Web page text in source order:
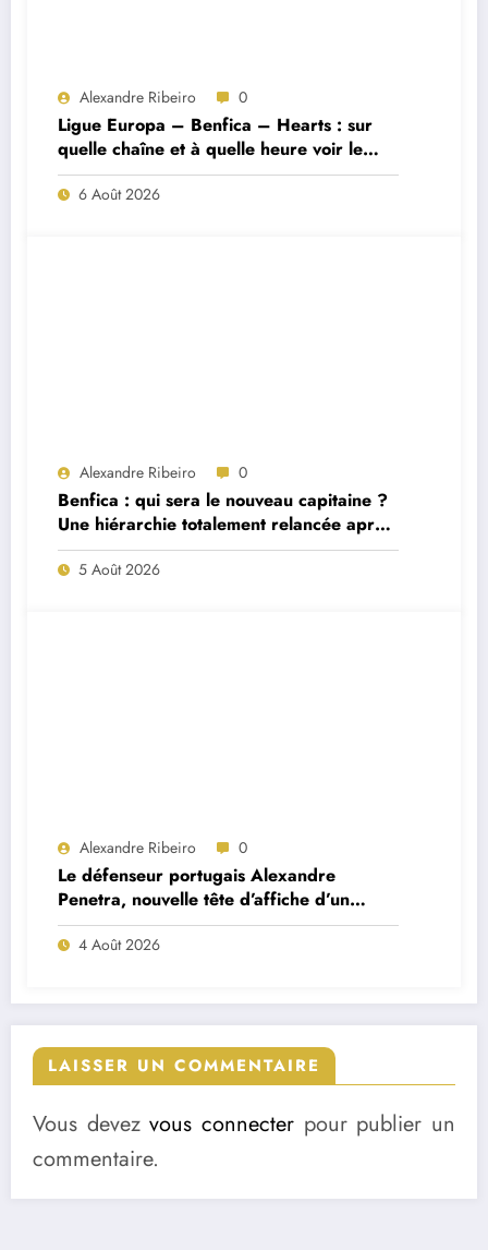
Alexandre Ribeiro 0
Ligue Europa – Benfica – Hearts : sur
quelle chaîne et à quelle heure voir le
match ?
6 Août 2026
Alexandre Ribeiro 0
Benfica : qui sera le nouveau capitaine ?
Une hiérarchie totalement relancée après
deux départs majeurs
5 Août 2026
Alexandre Ribeiro 0
Le défenseur portugais Alexandre
Penetra, nouvelle tête d’affiche d’un
projet très ambitieux
4 Août 2026
LAISSER UN COMMENTAIRE
Vous devezvous connecter pour publier un
commentaire.